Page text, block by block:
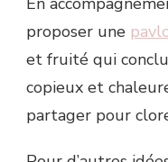
proposer une
et fruité qui
copieux et
partager pour